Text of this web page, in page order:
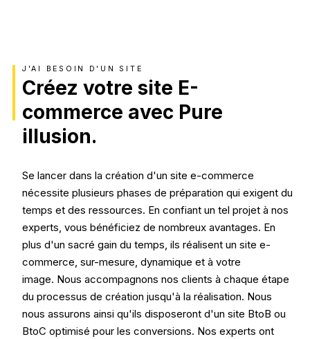
J'AI BESOIN D'UN SITE
Créez votre site E-
commerce avec Pure
illusion.
Se lancer dans la création d'un site e-commerce
nécessite plusieurs phases de préparation qui exigent du
temps et des ressources. En confiant un tel projet à nos
experts, vous bénéficiez de nombreux avantages. En
plus d'un sacré gain du temps, ils réalisent un site e-
commerce, sur-mesure, dynamique et à votre
image. Nous accompagnons nos clients à chaque étape
du processus de création jusqu'à la réalisation. Nous
nous assurons ainsi qu'ils disposeront d'un site BtoB ou
BtoC optimisé pour les conversions. Nos experts ont